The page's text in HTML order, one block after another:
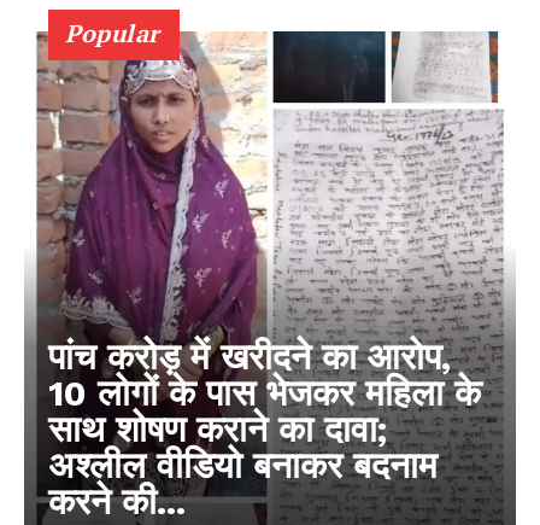
Popular
पांच करोड़ में खरीदने का आरोप,
10 लोगों के पास भेजकर महिला के
साथ शोषण कराने का दावा;
अश्लील वीडियो बनाकर बदनाम
करने की...